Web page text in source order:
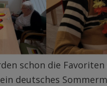
schon die
deutsches